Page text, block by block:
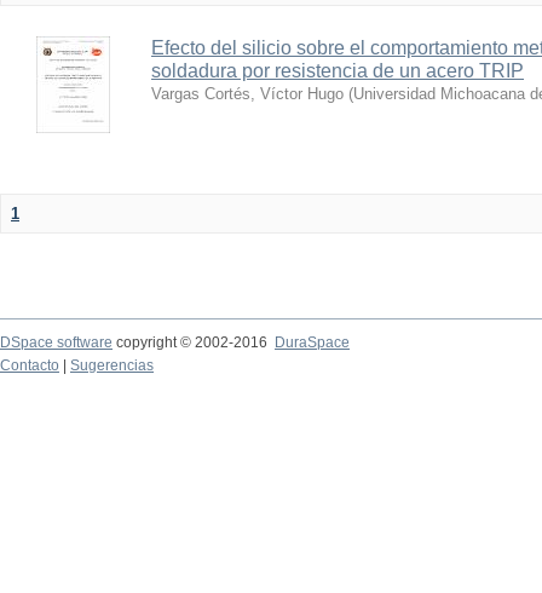
Efecto del silicio sobre el comportamiento
soldadura por resistencia de un acero TRIP
Vargas Cortés, Víctor Hugo (Universidad Michoacana
1
DSpace software copyright © 2002-2016
DuraSpace
Contacto
Sugerencias